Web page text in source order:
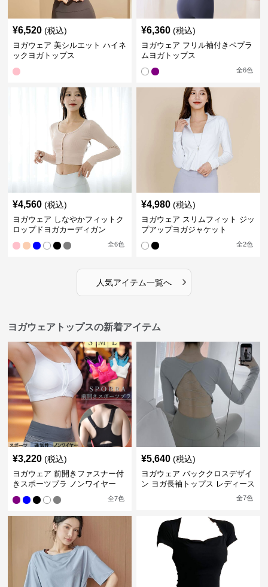
¥6,520 (税込)
ヨガウェア 美シルエット ハイネ
ックヨガトップス
¥6,360 (税込)
ヨガウェア フリル袖付きペプラ
ムヨガトップス
全6色
¥4,560 (税込)
ヨガウェア しなやかフィットク
ロップドヨガカーディガン
全6色
¥4,980 (税込)
ヨガウェア スリムフィット ジッ
プアップヨガジャケット
全2色
人気アイテム一覧へ ›
ヨガウェアトップスの新着アイテム
¥3,220 (税込)
ヨガウェア 前開きファスナー付
きスポーツブラ ノンワイヤー
全7色
¥5,640 (税込)
ヨガウェア バッククロスデザイ
ン ヨガ長袖トップス レディース
全7色